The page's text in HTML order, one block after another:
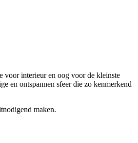
voor interieur en oog voor de kleinste
en ontspannen sfeer die zo kenmerkend
maken.